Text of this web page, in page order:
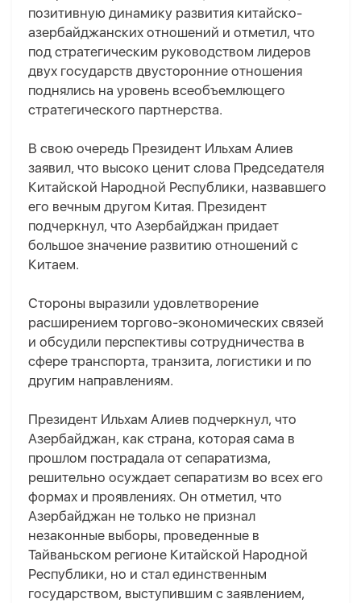
позитивную динамику развития китайско-
азербайджанских отношений и отметил, что
под стратегическим руководством лидеров
двух государств двусторонние отношения
поднялись на уровень всеобъемлющего
стратегического партнерства.
В свою очередь Президент Ильхам Алиев
заявил, что высоко ценит слова Председателя
Китайской Народной Республики, назвавшего
его вечным другом Китая. Президент
подчеркнул, что Азербайджан придает
большое значение развитию отношений с
Китаем.
Стороны выразили удовлетворение
расширением торгово-экономических связей
и обсудили перспективы сотрудничества в
сфере транспорта, транзита, логистики и по
другим направлениям.
Президент Ильхам Алиев подчеркнул, что
Азербайджан, как страна, которая сама в
прошлом пострадала от сепаратизма,
решительно осуждает сепаратизм во всех его
формах и проявлениях. Он отметил, что
Азербайджан не только не признал
незаконные выборы, проведенные в
Тайваньском регионе Китайской Народной
Республики, но и стал единственным
государством, выступившим с заявлением,